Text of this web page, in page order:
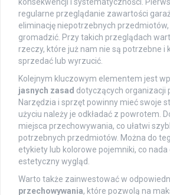
konsekwencji i systematyczności.
regularne przeglądanie zawartości
eliminację niepotrzebnych
gromadzić. Przy takich przeglądach
rzeczy, które już nam nie są potrzebne i
sprzedać lub wyrzucić.
Kolejnym kluczowym elementem jest
jasnych zasad dotyczących organizacji
Narzędzia i sprzęt powinny mieć swoje
użyciu należy je odkładać z powrotem.
miejsca przechowywania, co ułatwi
potrzebnych przedmiotów. Można do
etykiety lub kolorowe pojemniki, co nada
estetyczny wygląd.
Warto także zainwestować w
przechowywania, które pozwolą na